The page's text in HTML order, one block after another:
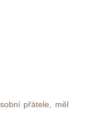
přátele, měl